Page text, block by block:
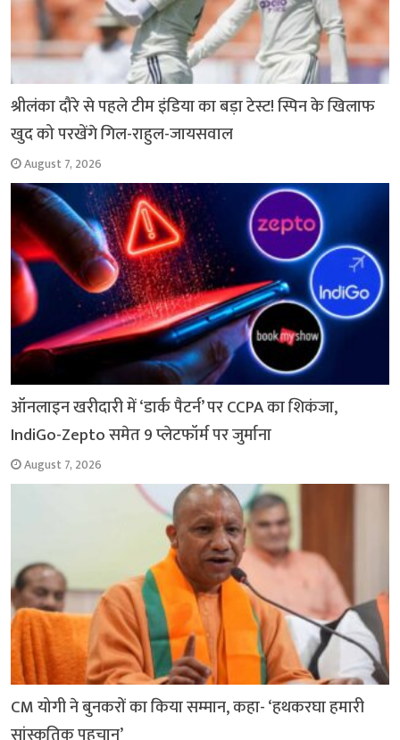
श्रीलंका दौरे से पहले टीम इंडिया का बड़ा टेस्ट! स्पिन के खिलाफ
खुद को परखेंगे गिल-राहुल-जायसवाल
August 7, 2026
ऑनलाइन खरीदारी में ‘डार्क पैटर्न’ पर CCPA का शिकंजा,
IndiGo-Zepto समेत 9 प्लेटफॉर्म पर जुर्माना
August 7, 2026
CM योगी ने बुनकरों का किया सम्मान, कहा- ‘हथकरघा हमारी